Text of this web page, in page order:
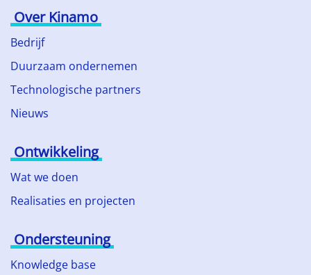
Over Kinamo
Bedrijf
Duurzaam ondernemen
Technologische partners
Nieuws
Ontwikkeling
Wat we doen
Realisaties en projecten
Ondersteuning
Knowledge base